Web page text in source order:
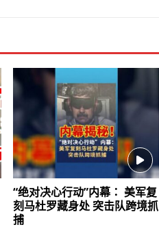
“绝对决心行动”内幕： 美军复
刻马杜罗藏身处 突击队跨境抓
捕